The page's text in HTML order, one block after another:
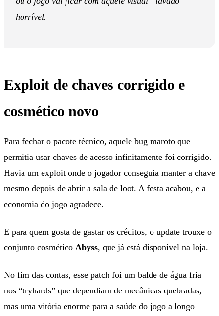
horrível.
Exploit de chaves corrigido e
cosmético novo
Para fechar o pacote técnico, aquele bug maroto que
permitia usar chaves de acesso infinitamente foi corrigido.
Havia um exploit onde o jogador conseguia manter a chave
mesmo depois de abrir a sala de loot. A festa acabou, e a
economia do jogo agradece.
E para quem gosta de gastar os créditos, o update trouxe o
conjunto cosmético Abyss, que já está disponível na loja.
No fim das contas, esse patch foi um balde de água fria
nos “tryhards” que dependiam de mecânicas quebradas,
mas uma vitória enorme para a saúde do jogo a longo